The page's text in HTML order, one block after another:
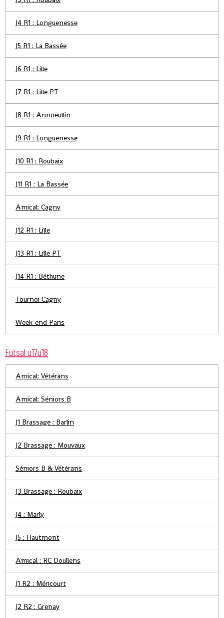
J4 R1 : Longuenesse
J5 R1 : La Bassée
J6 R1 : Lille
J7 R1 : Lille PT
J8 R1 : Annoeullin
J9 R1 : Longuenesse
J10 R1 : Roubaix
J11 R1 : La Bassée
Amical: Cagny
J12 R1 : Lille
J13 R1 : Lille PT
J14 R1 : Béthune
Tournoi Cagny
Week-end Paris
Futsal u17u18
Amical: Vétérans
Amical: Séniors B
J1 Brassage : Barlin
J2 Brassage : Mouvaux
Séniors B & Vétérans
J3 Brassage : Roubaix
J4 : Marly
J5 : Hautmont
Amical : RC Doullens
J1 R2 : Méricourt
J2 R2 : Grenay